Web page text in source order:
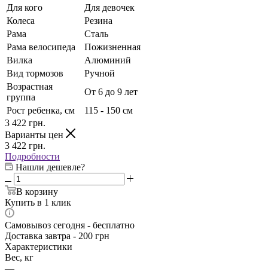
Для кого
Для девочек
Колеса
Резина
Рама
Сталь
Рама велосипеда
Пожизненная
Вилка
Алюминий
Вид тормозов
Ручной
Возрастная
группа
От 6 до 9 лет
Рост ребенка, см
115 - 150 см
3 422 грн.
Варианты цен
3 422 грн.
Подробности
Нашли дешевле?
В корзину
Купить в 1 клик
Самовывоз сегодня - бесплатно
Доставка завтра - 200 грн
Характеристики
Вес, кг
—